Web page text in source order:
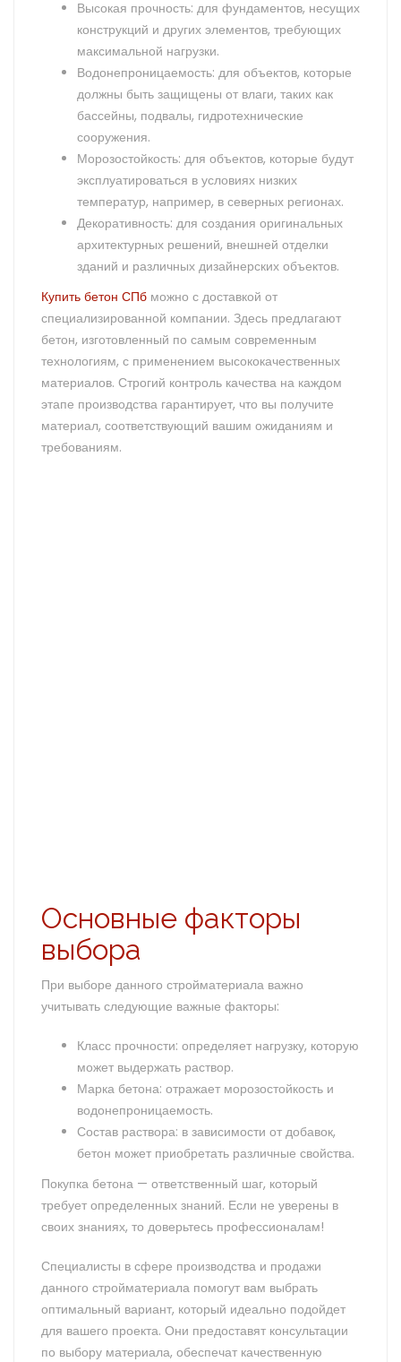
Высокая прочность: для фундаментов, несущих
конструкций и других элементов, требующих
максимальной нагрузки.
Водонепроницаемость: для объектов, которые
должны быть защищены от влаги, таких как
бассейны, подвалы, гидротехнические
сооружения.
Морозостойкость: для объектов, которые будут
эксплуатироваться в условиях низких
температур, например, в северных регионах.
Декоративность: для создания оригинальных
архитектурных решений, внешней отделки
зданий и различных дизайнерских объектов.
Купить бетон СПб можно с доставкой от
специализированной компании. Здесь предлагают
бетон, изготовленный по самым современным
технологиям, с применением высококачественных
материалов. Строгий контроль качества на каждом
этапе производства гарантирует, что вы получите
материал, соответствующий вашим ожиданиям и
требованиям.
Основные факторы
выбора
При выборе данного стройматериала важно
учитывать следующие важные факторы:
Класс прочности: определяет нагрузку, которую
может выдержать раствор.
Марка бетона: отражает морозостойкость и
водонепроницаемость.
Состав раствора: в зависимости от добавок,
бетон может приобретать различные свойства.
Покупка бетона — ответственный шаг, который
требует определенных знаний. Если не уверены в
своих знаниях, то доверьтесь профессионалам!
Специалисты в сфере производства и продажи
данного стройматериала помогут вам выбрать
оптимальный вариант, который идеально подойдет
для вашего проекта. Они предоставят консультации
по выбору материала, обеспечат качественную